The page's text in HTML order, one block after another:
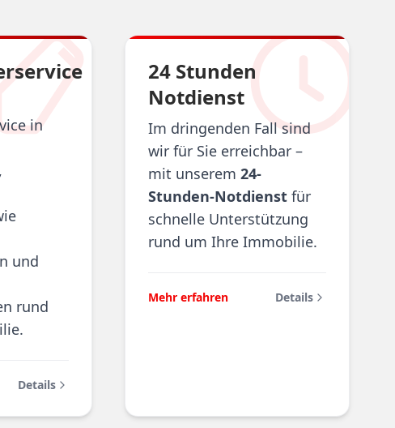
in
,
und
rund
Details
24 Stunden
Notdienst
Im dringenden Fall sind
wir für Sie erreichbar –
mit unserem 24-
Stunden-Notdienst für
schnelle Unterstützung
rund um Ihre Immobilie.
Mehr erfahren Details